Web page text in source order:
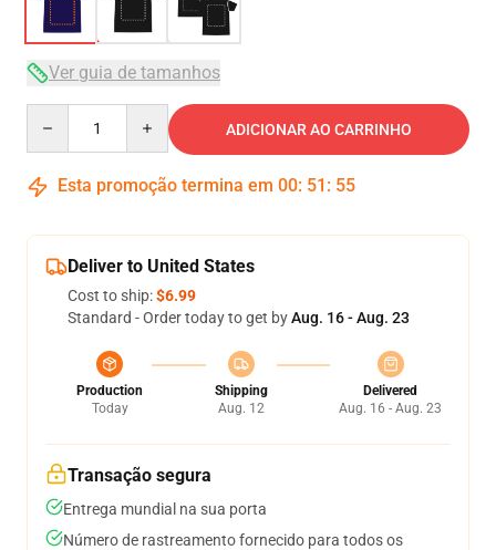
Ver guia de tamanhos
ADICIONAR AO CARRINHO
Esta promoção termina em 00: 51 : 54
Deliver to United States
Cost to ship:$6.99
Standard - Order today to get byAug. 16 - Aug. 23
Production
Today
Shipping
Aug. 12
Delivered
Aug. 16 - Aug. 23
Transação segura
Entrega mundial na sua porta
Número de rastreamento fornecido para todos os